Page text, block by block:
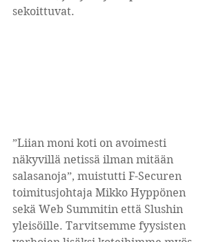
sekoittuvat.
”Liian moni koti on avoimesti
näkyvillä netissä ilman mitään
salasanoja”, muistutti F-Securen
toimitusjohtaja Mikko Hyppönen
sekä Web Summitin että Slushin
yleisöille. Tarvitsemme fyysisten